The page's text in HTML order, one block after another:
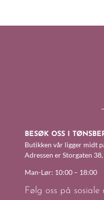
BESØK OSS I
Butikken vår ligger midt
Adressen er Storgaten
Man-Lør: 10:00 – 18:00
Følg oss på sosiale